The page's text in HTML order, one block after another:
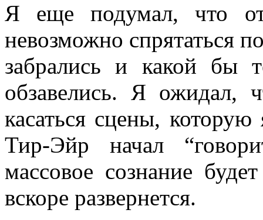
Я еще подумал, что от
невозможно спрятаться
забрались и какой бы
обзавелись. Я ожидал,
касаться сцены,
Тир-Эйр начал
массовое сознание
вскоре развернется.